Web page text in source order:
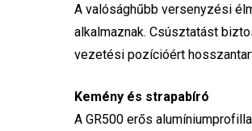
A valósághűbb versenyzési
alkalmaznak. Csúsztatást
vezetési pozícióért
Kemény és strapabíró
A GR500 erős